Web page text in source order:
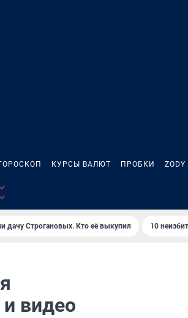
КУРСЫ ВАЛЮТ ПРОБКИ ZODY
дачу Строгановых. Кто её выкупил 10
видео